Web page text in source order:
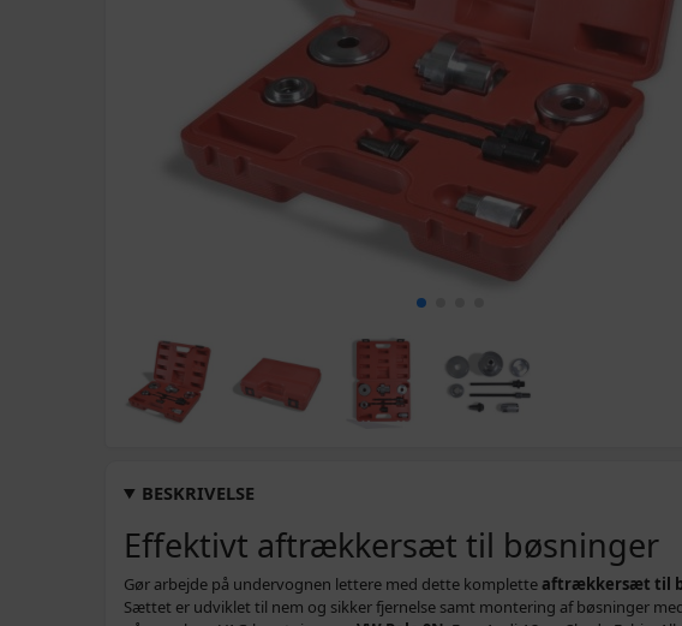
BESKRIVELSE
Effektivt aftrækkersæt til bøsninger
Gør arbejde på undervognen lettere med dette kompletteaftrækkersæt til
Sættet er udviklet til nem og sikker fjernelse samt montering af bøsninger